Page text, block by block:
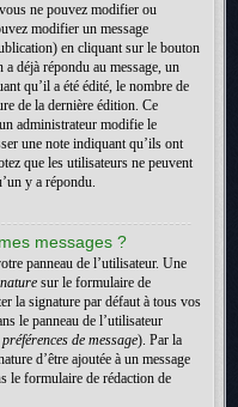
ne pouvez modifier ou
modifier un message
en cliquant sur le bouton
déjà répondu au message, un
qu’il a été édité, le nombre de
de la dernière édition. Ce
administrateur modifie le
une note indiquant qu’ils ont
que les utilisateurs ne peuvent
y a répondu.
messages ?
panneau de l’utilisateur. Une
sur le formulaire de
la signature par défaut à tous vos
le panneau de l’utilisateur
de message). Par la
d’être ajoutée à un message
le formulaire de rédaction de